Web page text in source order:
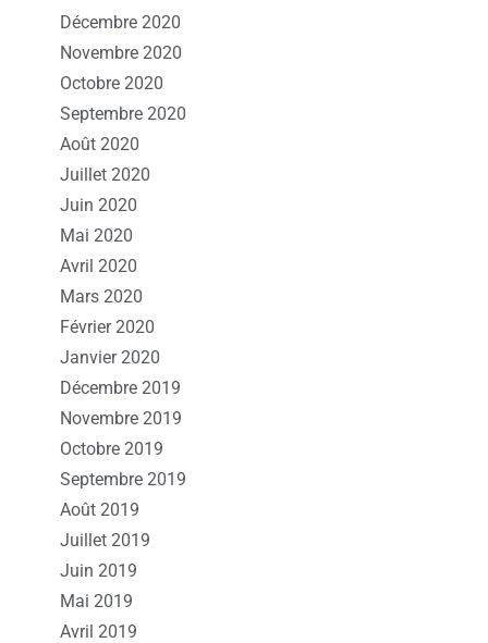
Décembre 2020
Novembre 2020
Octobre 2020
Septembre 2020
Août 2020
Juillet 2020
Juin 2020
Mai 2020
Avril 2020
Mars 2020
Février 2020
Janvier 2020
Décembre 2019
Novembre 2019
Octobre 2019
Septembre 2019
Août 2019
Juillet 2019
Juin 2019
Mai 2019
Avril 2019